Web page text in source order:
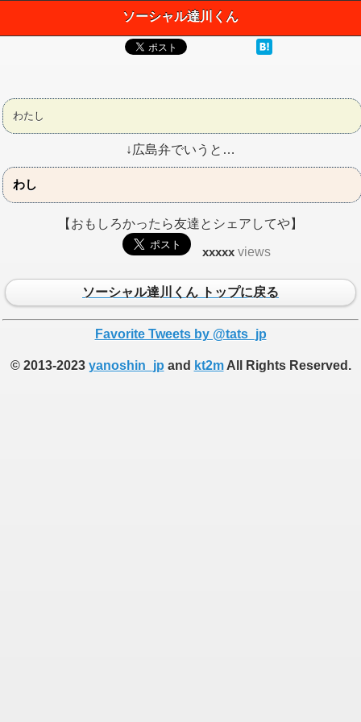
ソーシャル達川くん
わたし
↓広島弁でいうと…
わし
【おもしろかったら友達とシェアしてや】
xxxxx views
ソーシャル達川くん トップに戻る
Favorite Tweets by @tats_jp
© 2013-2023 yanoshin_jp and kt2mAll Rights Reserved.